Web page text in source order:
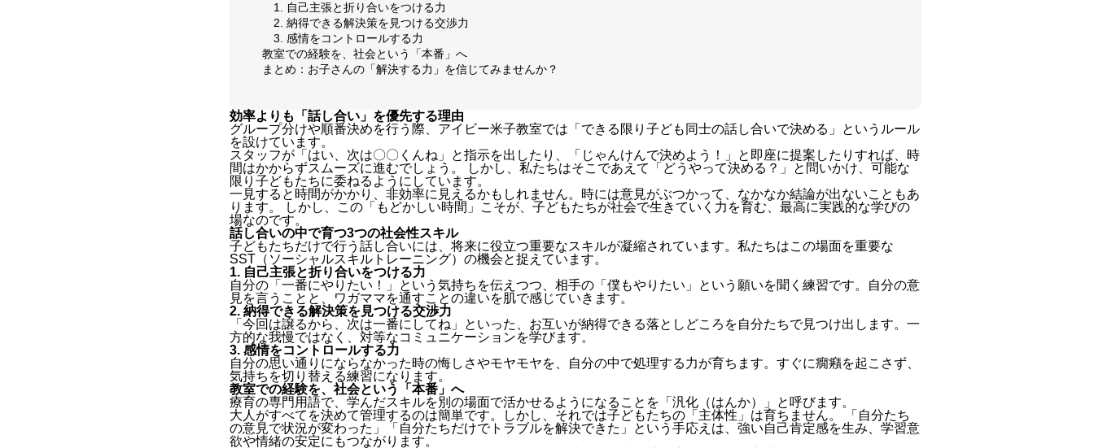
1. 自己主張と折り合いをつける力
2. 納得できる解決策を見つける交渉力
3. 感情をコントロールする力
教室での経験を、社会という「本番」へ
まとめ：お子さんの「解決する力」を信じてみませんか？
効率よりも「話し合い」を優先する理由
グループ分けや順番決めを行う際、アイビー米子教室では「できる限り子ども同士の話し合いで決める」というルール
を設けています。
スタッフが「はい、次は〇〇くんね」と指示を出したり、「じゃんけんで決めよう！」と即座に提案したりすれば、時
間はかからずスムーズに進むでしょう。 しかし、私たちはそこであえて「どうやって決める？」と問いかけ、可能な
限り子どもたちに委ねるようにしています。
一見すると時間がかかり、非効率に見えるかもしれません。時には意見がぶつかって、なかなか結論が出ないこともあ
ります。 しかし、この「もどかしい時間」こそが、子どもたちが社会で生きていく力を育む、最高に実践的な学びの
場なのです。
話し合いの中で育つ3つの社会性スキル
子どもたちだけで行う話し合いには、将来に役立つ重要なスキルが凝縮されています。私たちはこの場面を重要な
SST（ソーシャルスキルトレーニング）の機会と捉えています。
1. 自己主張と折り合いをつける力
自分の「一番にやりたい！」という気持ちを伝えつつ、相手の「僕もやりたい」という願いを聞く練習です。自分の意
見を言うことと、ワガママを通すことの違いを肌で感じていきます。
2. 納得できる解決策を見つける交渉力
「今回は譲るから、次は一番にしてね」といった、お互いが納得できる落としどころを自分たちで見つけ出します。一
方的な我慢ではなく、対等なコミュニケーションを学びます。
3. 感情をコントロールする力
自分の思い通りにならなかった時の悔しさやモヤモヤを、自分の中で処理する力が育ちます。すぐに癇癪を起こさず、
気持ちを切り替える練習になります。
教室での経験を、社会という「本番」へ
療育の専門用語で、学んだスキルを別の場面で活かせるようになることを「汎化（はんか）」と呼びます。
大人がすべてを決めて管理するのは簡単です。しかし、それでは子どもたちの「主体性」は育ちません。 「自分たち
の意見で状況が変わった」「自分たちだけでトラブルを解決できた」という手応えは、強い自己肯定感を生み、学習意
欲や情緒の安定にもつながります。